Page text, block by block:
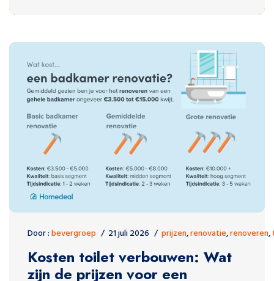
Door :bevergroep 21 juli 2026 prijzen,renovatie,renoveren,
Kosten toilet verbouwen: Wat
zijn de prijzen voor een